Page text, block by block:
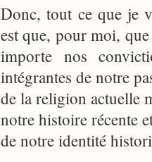
Donc, tout ce que je
est que, pour moi,
importe nos
intégrantes de notre
de la religion actuelle
notre histoire récente
de notre identité